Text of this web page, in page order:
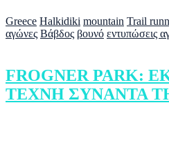
Greece Halkidiki mountain Trail
αγώνες Βάβδος βουνό εντυπώσεις
FROGNER PARK:
ΤΕΧΝΗ ΣΥΝΑΝΤΑ